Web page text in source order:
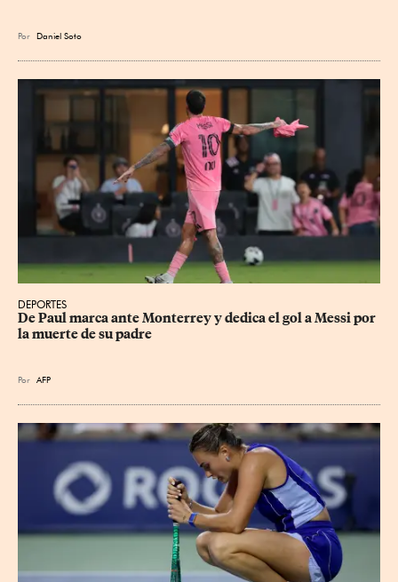
Por Daniel Soto
DEPORTES
De Paul marca ante Monterrey y dedica el gol a Messi por
la muerte de su padre
Por AFP